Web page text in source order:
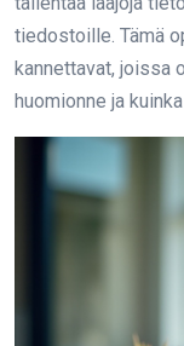
tiedostoille. Tämä
kannettavat, joissa
huomionne ja